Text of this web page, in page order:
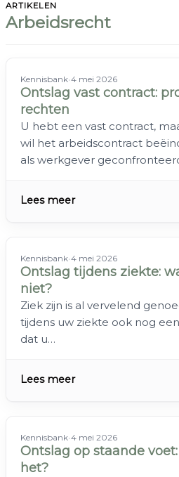
ARTIKELEN
Arbeidsrecht
Kennisbank•4 mei 2026
Ontslag vast contract:
rechten
U hebt een vast contract,
wil het arbeidscontract
als werkgever
Lees meer
Kennisbank•4 mei 2026
Ontslag tijdens ziekte:
niet?
Ziek zijn is al vervelend
tijdens uw ziekte ook nog
dat u…
Lees meer
Kennisbank•4 mei 2026
Ontslag op staande
het?